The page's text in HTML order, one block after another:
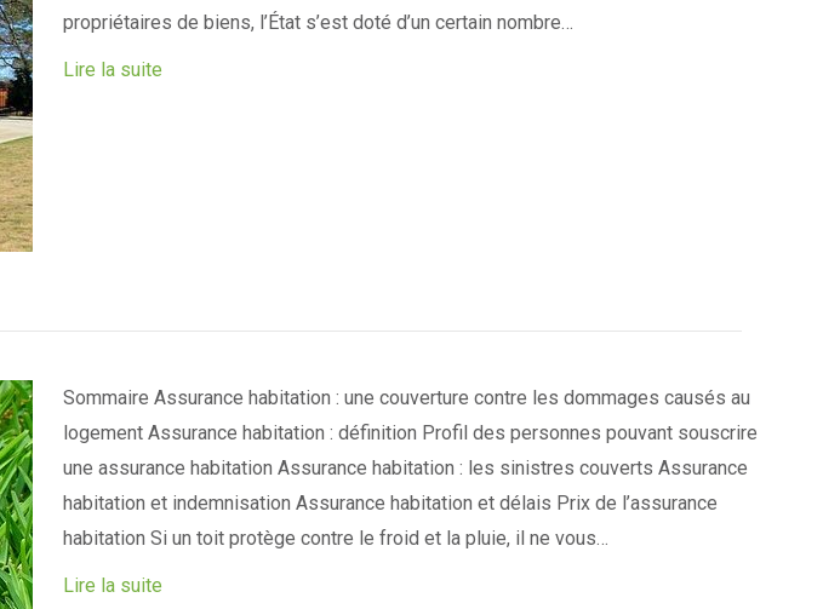
propriétaires de biens, l’État s’est doté d’un certain nombre…
Lire la suite
Sommaire Assurance habitation : une couverture contre les dommages causés au
logement Assurance habitation : définition Profil des personnes pouvant souscrire
une assurance habitation Assurance habitation : les sinistres couverts Assurance
habitation et indemnisation Assurance habitation et délais Prix de l’assurance
habitation Si un toit protège contre le froid et la pluie, il ne vous…
Lire la suite